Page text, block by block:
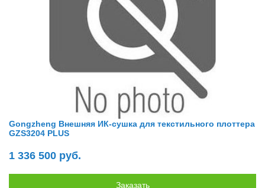
Gongzheng Внешняя ИК-сушка для текстильного плоттера
GZS3204 PLUS
1 336 500 руб.